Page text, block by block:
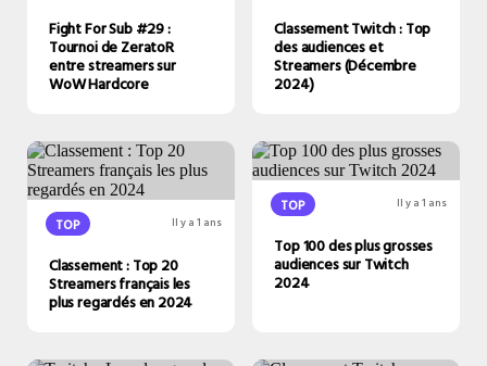
Fight For Sub #29 :
Tournoi de ZeratoR
entre streamers sur
WoW Hardcore
Classement Twitch : Top
des audiences et
Streamers (Décembre
2024)
TOP Il y a 1 ans
Classement : Top 20
Streamers français les
plus regardés en 2024
TOP Il y a 1 ans
Top 100 des plus grosses
audiences sur Twitch
2024